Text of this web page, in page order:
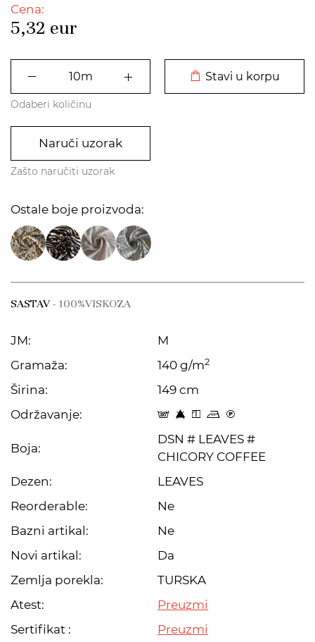
Cena:
5,32 eur
Stavi u korpu
Odaberi količinu
Naruči uzorak
Zašto naručiti uzorak
Ostale boje proizvoda:
SASTAV- 100%VISKOZA
JM:
M
Gramaža:
140 g/m2
Širina:
149 cm
Održavanje:
s 8 y p C
Boja:
DSN # LEAVES #
CHICORY COFFEE
Dezen:
LEAVES
Reorderable:
Ne
Bazni artikal:
Ne
Novi artikal:
Da
Zemlja porekla:
TURSKA
Atest:
Preuzmi
Sertifikat :
Preuzmi